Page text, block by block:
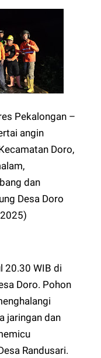
Pekalongan –
angin
Doro,
dan
Desa Doro
20.30 WIB di
Doro. Pohon
jaringan dan
Randusari.